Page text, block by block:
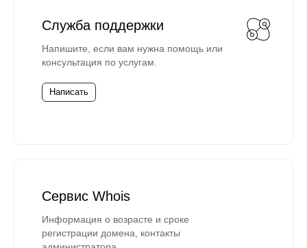
Служба поддержки
Напишите, если вам нужна помощь или
консультация по услугам.
Написать
Сервис Whois
Информация о возрасте и сроке
регистрации домена, контакты